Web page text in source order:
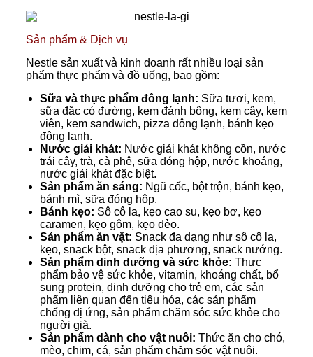
Sản phẩm & Dịch vụ
Nestle sản xuất và kinh doanh rất nhiều loại sản
phẩm thực phẩm và đồ uống, bao gồm:
Sữa và thực phẩm đông lạnh: Sữa tươi, kem,
sữa đặc có đường, kem đánh bông, kem cây, kem
viên, kem sandwich, pizza đông lạnh, bánh kẹo
đông lạnh.
Nước giải khát: Nước giải khát không cồn, nước
trái cây, trà, cà phê, sữa đóng hộp, nước khoáng,
nước giải khát đặc biệt.
Sản phẩm ăn sáng: Ngũ cốc, bột trộn, bánh kẹo,
bánh mì, sữa đóng hộp.
Bánh kẹo: Sô cô la, kẹo cao su, kẹo bơ, kẹo
caramen, kẹo gôm, kẹo dẻo.
Sản phẩm ăn vặt: Snack đa dạng như sô cô la,
kẹo, snack bột, snack địa phương, snack nướng.
Sản phẩm dinh dưỡng và sức khỏe: Thực
phẩm bảo vệ sức khỏe, vitamin, khoáng chất, bổ
sung protein, dinh dưỡng cho trẻ em, các sản
phẩm liên quan đến tiêu hóa, các sản phẩm
chống dị ứng, sản phẩm chăm sóc sức khỏe cho
người già.
Sản phẩm dành cho vật nuôi: Thức ăn cho chó,
mèo, chim, cá, sản phẩm chăm sóc vật nuôi.